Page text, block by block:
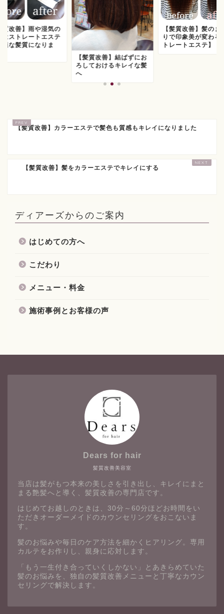
質改善】雨や湿気の
はストレートエステ
適な髪質になりま
【髪質改善】結ばずにお
ろしておけるキレイな髪
へ
【髪質改善】髪のま
りで印象美が変わる
トレートエステ】
【髪質改善】カラーエステで髪色も質感もキレイになりました
【髪質改善】髪をカラーエステでキレイにする
ディアーズからのご案内
はじめての方へ
こだわり
メニュー・料金
施術事例とお客様の声
髪質改善美容室
Dears for hair
当店は髪がもつ本来の美しさを引き出し、キレイにまと
まる艶髪へと導く、髪質改善の専門店です。
はじめてお越しのときは、30分～60分ほどお時間をい
ただきオーダーメイドのカウンセリングをおこないま
す。
髪のお悩みや毎日のケア方法を細かくヒアリング。専用
カルテをお作りし、親身に応対します。
「もう一生付き合っていくしかない」とあきらめていた
髪のお悩みを、独自の髪質改善メニューと丁寧なカウン
セリングで解決します。